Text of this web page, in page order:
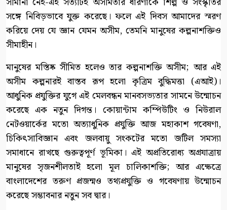
সঙ্গে নিবিড়ভাবে যুক্ত করেছে। ফলে এই দিবস আমাদের স্মরণ
করিয়ে দেয় যে জ্ঞান যেমন অসীম, তেমনি মানুষের কল্পনাশক্তিও
সীমাহীন।
মানুষের মস্তিষ্ক সীমিত হলেও তার কল্পনাশক্তি অসীম; আর এই
অসীম কল্পনারই বাস্তব রূপ হলো কৃত্রিম বুদ্ধিমত্তা (এআই)।
আধুনিক প্রযুক্তির যুগে এই মেলবন্ধন মানবসভ্যতার সামনে উন্মোচন
করেছে এক নতুন দিগন্ত। কোয়ান্টাম কম্পিউটিং ও নিউরাল
নেটওয়ার্কের মতো অত্যাধুনিক প্রযুক্তি আজ মহাকাশ গবেষণা,
চিকিৎসাবিজ্ঞান এবং জলবায়ু সংকটের মতো জটিল সমস্যা
সমাধানে রাখছে গুরুত্বপূর্ণ ভূমিকা। এই অপ্রতিরোধ্য অগ্রযাত্রায়
মানুষের সৃজনশীলতাই হলো মূল চালিকাশক্তি; আর এক্ষেত্রে
বাংলাদেশের তরুণ প্রজন্মও তথ্যপ্রযুক্তি ও গবেষণায় উন্মোচন
করেছে সম্ভাবনার নতুন সব দ্বার।